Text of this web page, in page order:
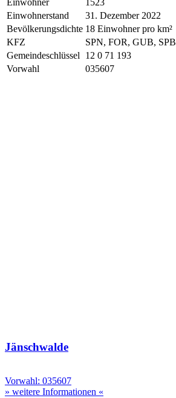
Einwohnerstand
31. Dezember 2022
Bevölkerungsdichte 18 Einwohner pro km²
KFZ
SPN, FOR, GUB, SPB
Gemeindeschlüssel
12 0 71 193
Vorwahl
035607
Jänschwalde
Vorwahl: 035607
» weitere Informationen «